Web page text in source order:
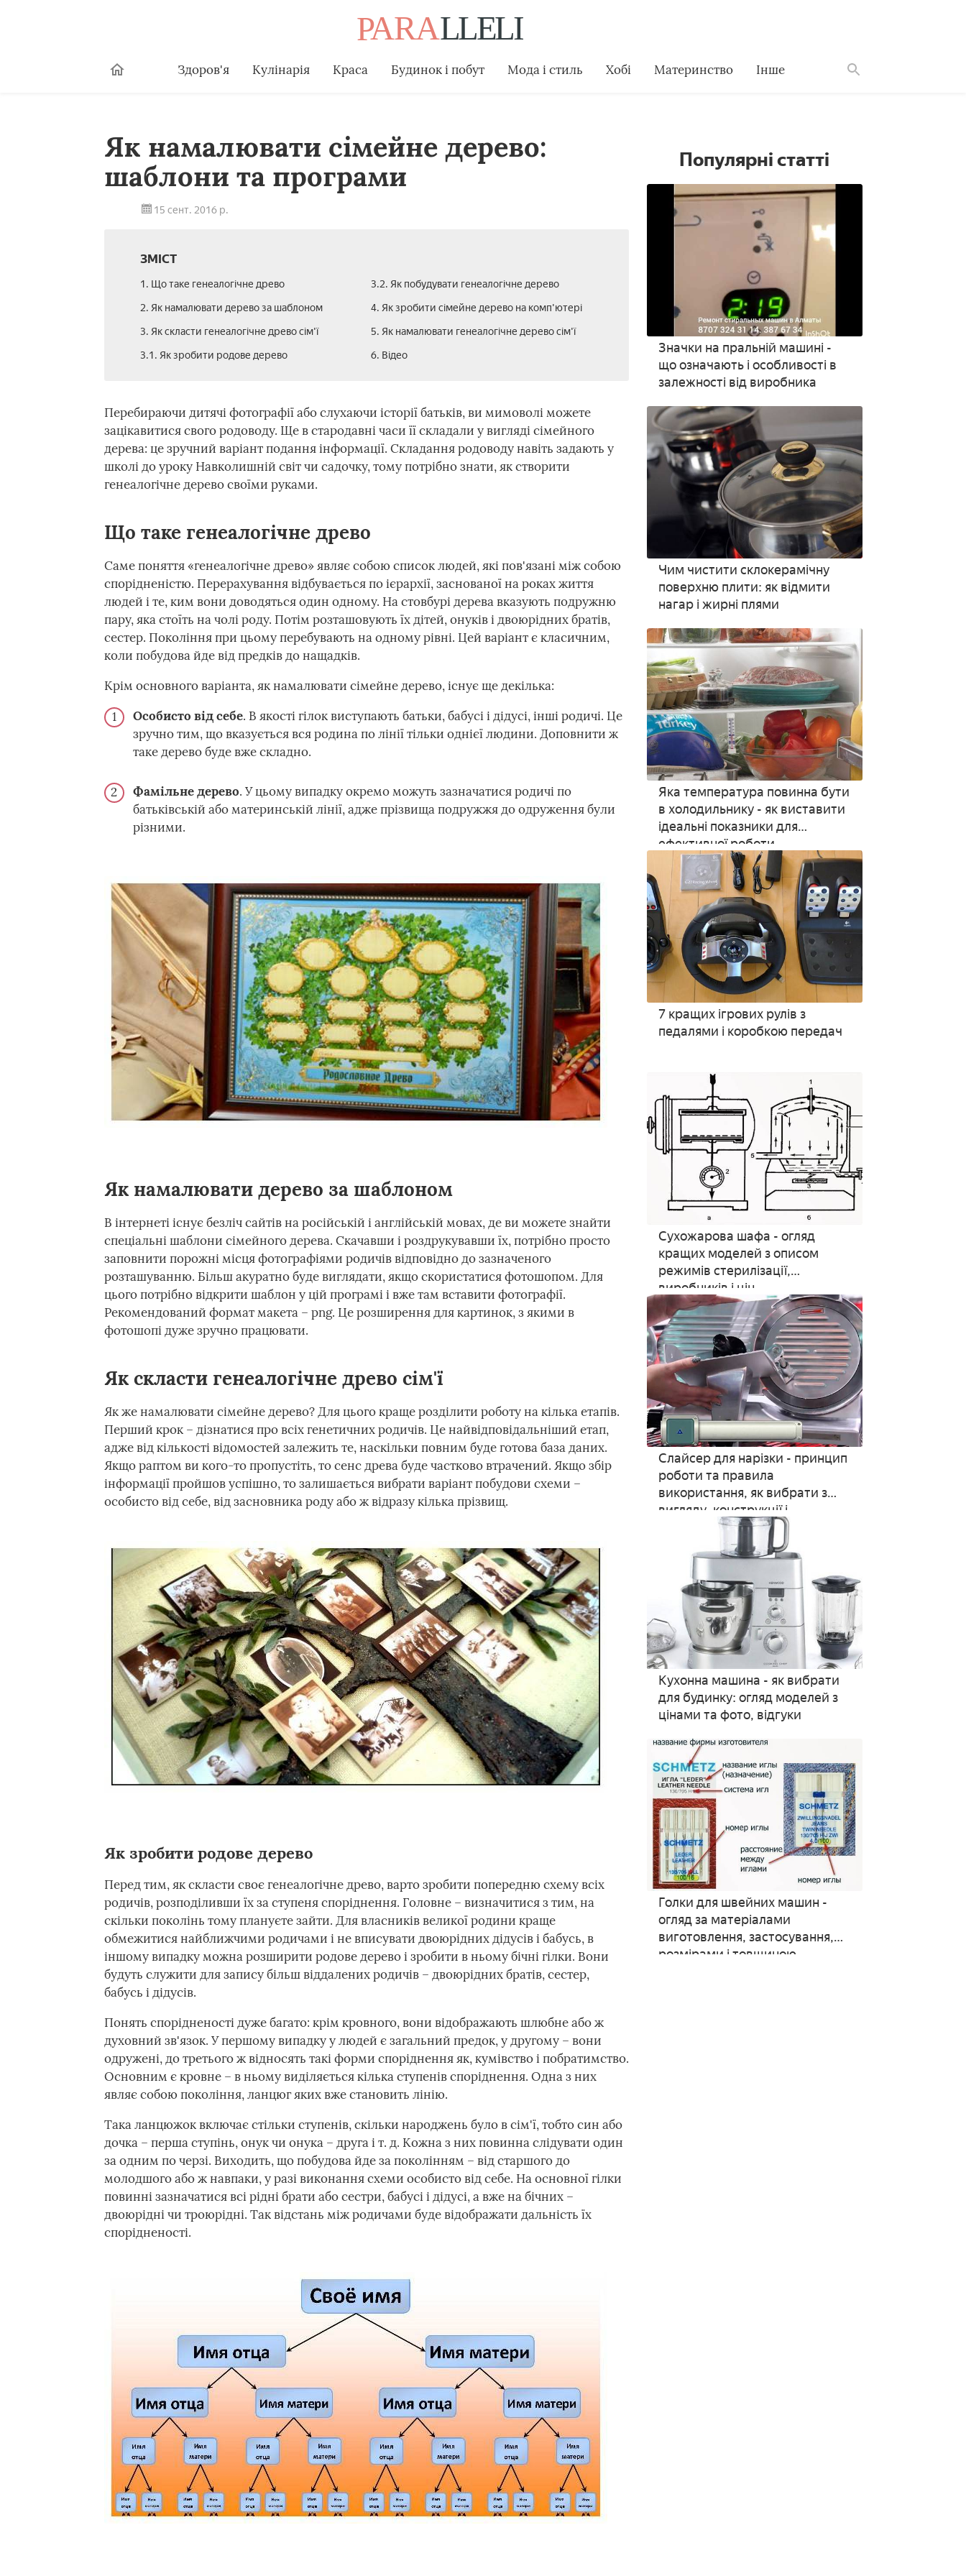
Здоров'я Кулінарія Краса Будинок і побут Мода і стиль Хобі Материнство Інше
Як намалювати сімейне дерево:
шаблони та програми
15 сент. 2016 р.
ЗМІСТ
1. Що таке генеалогічне древо
2. Як намалювати дерево за шаблоном
3. Як скласти генеалогічне древо сім'ї
3.1. Як зробити родове дерево
3.2. Як побудувати генеалогічне дерево
4. Як зробити сімейне дерево на комп'ютері
5. Як намалювати генеалогічне дерево сім'ї
6. Відео
Перебираючи дитячі фотографії або слухаючи історії батьків, ви мимоволі можете
зацікавитися свого родоводу. Ще в стародавні часи її складали у вигляді сімейного
дерева: це зручний варіант подання інформації. Складання родоводу навіть задають у
школі до уроку Навколишній світ чи садочку, тому потрібно знати, як створити
генеалогічне дерево своїми руками.
Що таке генеалогічне древо
Саме поняття «генеалогічне древо» являє собою список людей, які пов'язані між собою
спорідненістю. Перерахування відбувається по ієрархії, заснованої на роках життя
людей і те, ким вони доводяться один одному. На стовбурі дерева вказують подружню
пару, яка стоїть на чолі роду. Потім розташовують їх дітей, онуків і двоюрідних братів,
сестер. Покоління при цьому перебувають на одному рівні. Цей варіант є класичним,
коли побудова йде від предків до нащадків.
Крім основного варіанта, як намалювати сімейне дерево, існує ще декілька:
Особисто від себе. В якості гілок виступають батьки, бабусі і дідусі, інші родичі. Це
зручно тим, що вказується вся родина по лінії тільки однієї людини. Доповнити ж
таке дерево буде вже складно.
Фамільне дерево. У цьому випадку окремо можуть зазначатися родичі по
батьківській або материнській лінії, адже прізвища подружжя до одруження були
різними.
Як намалювати дерево за шаблоном
В інтернеті існує безліч сайтів на російській і англійській мовах, де ви можете знайти
спеціальні шаблони сімейного дерева. Скачавши і роздрукувавши їх, потрібно просто
заповнити порожні місця фотографіями родичів відповідно до зазначеного
розташуванню. Більш акуратно буде виглядати, якщо скористатися фотошопом. Для
цього потрібно відкрити шаблон у цій програмі і вже там вставити фотографії.
Рекомендований формат макета – png. Це розширення для картинок, з якими в
фотошопі дуже зручно працювати.
Як скласти генеалогічне древо сім'ї
Як же намалювати сімейне дерево? Для цього краще розділити роботу на кілька етапів.
Перший крок – дізнатися про всіх генетичних родичів. Це найвідповідальніший етап,
адже від кількості відомостей залежить те, наскільки повним буде готова база даних.
Якщо раптом ви кого-то пропустіть, то сенс древа буде частково втрачений. Якщо збір
інформації пройшов успішно, то залишається вибрати варіант побудови схеми –
особисто від себе, від засновника роду або ж відразу кілька прізвищ.
Як зробити родове дерево
Перед тим, як скласти своє генеалогічне древо, варто зробити попередню схему всіх
родичів, розподіливши їх за ступеня споріднення. Головне – визначитися з тим, на
скільки поколінь тому плануєте зайти. Для власників великої родини краще
обмежитися найближчими родичами і не вписувати двоюрідних дідусів і бабусь, в
іншому випадку можна розширити родове дерево і зробити в ньому бічні гілки. Вони
будуть служити для запису більш віддалених родичів – двоюрідних братів, сестер,
бабусь і дідусів.
Понять спорідненості дуже багато: крім кровного, вони відображають шлюбне або ж
духовний зв'язок. У першому випадку у людей є загальний предок, у другому – вони
одружені, до третього ж відносять такі форми споріднення як, кумівство і побратимство.
Основним є кровне – в ньому виділяється кілька ступенів споріднення. Одна з них
являє собою покоління, ланцюг яких вже становить лінію.
Така ланцюжок включає стільки ступенів, скільки народжень було в сім'ї, тобто син або
дочка – перша ступінь, онук чи онука – друга і т. д. Кожна з них повинна слідувати один
за одним по черзі. Виходить, що побудова йде за поколінням – від старшого до
молодшого або ж навпаки, у разі виконання схеми особисто від себе. На основної гілки
повинні зазначатися всі рідні брати або сестри, бабусі і дідусі, а вже на бічних –
двоюрідні чи троюрідні. Так відстань між родичами буде відображати дальність їх
спорідненості.
Популярні статті
Значки на пральній машині -
що означають і особливості в
залежності від виробника
Чим чистити склокерамічну
поверхню плити: як відмити
нагар і жирні плями
Яка температура повинна бути
в холодильнику - як виставити
ідеальні показники для
ефективної роботи
7 кращих ігрових рулів з
педалями і коробкою передач
Сухожарова шафа - огляд
кращих моделей з описом
режимів стерилізації,
виробників і цін
Слайсер для нарізки - принцип
роботи та правила
використання, як вибрати з
вигляду, конструкції і
потужності
Кухонна машина - як вибрати
для будинку: огляд моделей з
цінами та фото, відгуки
Голки для швейних машин -
огляд за матеріалами
виготовлення, застосування,
розмірами і товщиною